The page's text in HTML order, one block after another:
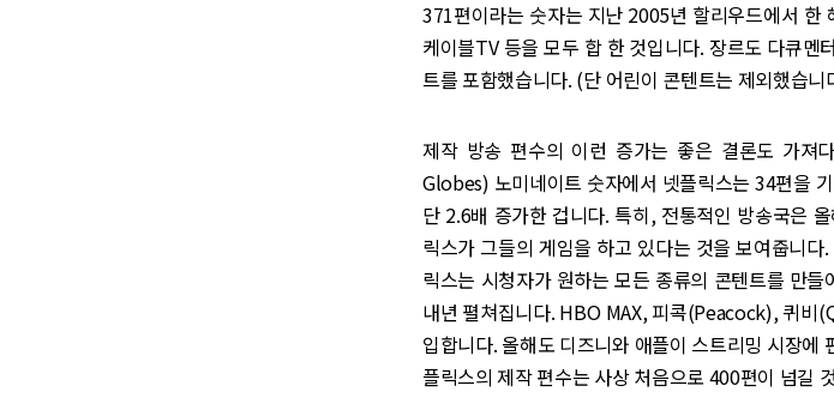
371편이라는 숫자는 지난 2005년 할리우드에서 한
케이블TV 등을 모두 합 한 것입니다. 장르도 다큐멘
트를 포함했습니다. (단 어린이 콘텐트는 제외했습
제작 방송 편수의 이런 증가는 좋은 결론도 가져
Globes) 노미네이트 숫자에서 넷플릭스는 34편을
단 2.6배 증가한 겁니다. 특히, 전통적인 방송국은
릭스가 그들의 게임을 하고 있다는 것을 보여줍니
릭스는 시청자가 원하는 모든 종류의 콘텐트를 만
내년 펼쳐집니다. HBO MAX, 피콕(Peacock), 퀴비
입합니다. 올해도 디즈니와 애플이 스트리밍 시장에
플릭스의 제작 편수는 사상 처음으로 400편이 넘길